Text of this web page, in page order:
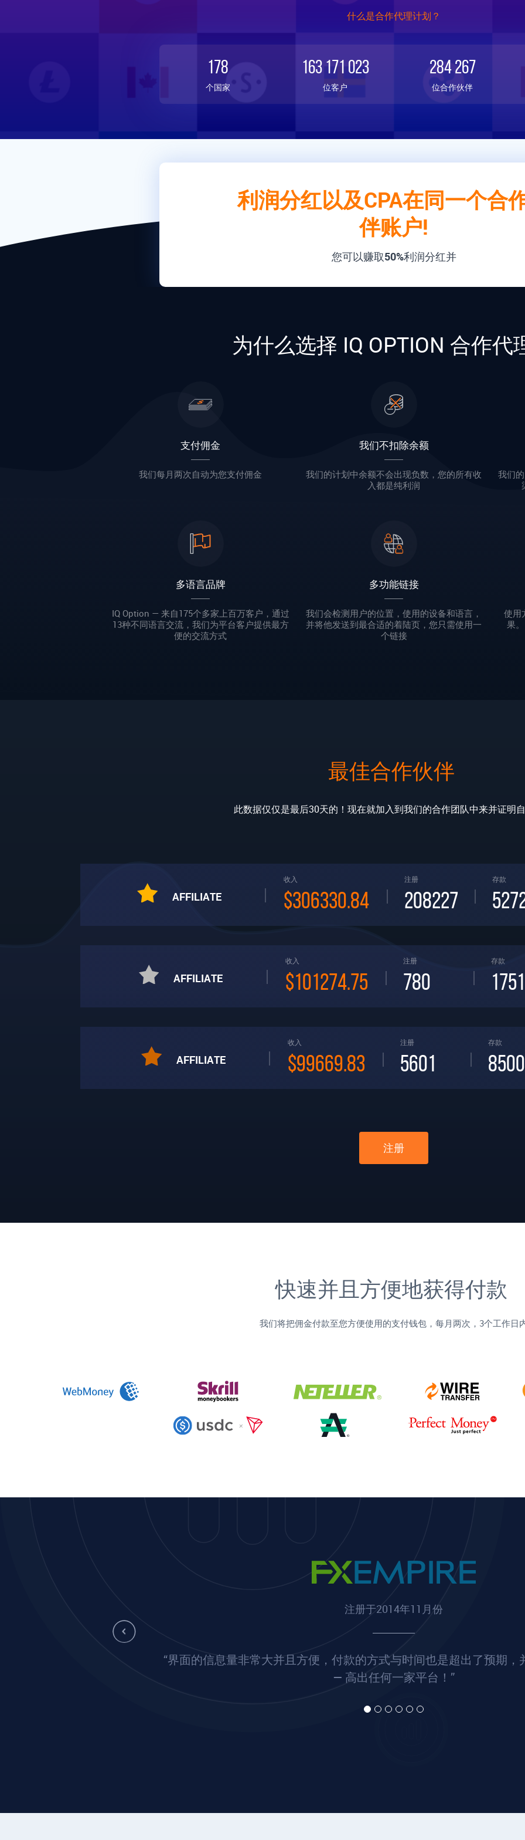
什么是合作代理计划？
178
个国家
163 171 023
位客户
284 267
位合作伙伴
利润分红以及CPA在同一个合
伴账户!
您可以赚取50%利润分红并
为什么选择 IQ OPTION 合作代
支付佣金
我们每月两次自动为您支付佣金
我们不扣除余额
我们的计划中余额不会出现负数，您的所有收
入都是纯利润
我们
多语言品牌
IQ Option — 来自175个多家上百万客户，通过
13种不同语言交流，我们为平台客户提供最方
便的交流方式
多功能链接
我们会检测用户的位置，使用的设备和语言，
并将他发送到最合适的着陆页，您只需使用一
个链接
使用
果
最佳合作伙伴
此数据仅仅是最后30天的！现在就加入到我们的合作团队中来并证明
AFFILIATE
收入
$306330.84
注册
208227
存款
AFFILIATE
收入
$101274.75
注册
780
存款
1751
AFFILIATE
收入
$99669.83
注册
5601
存款
8500
注册
快速并且方便地获得付款
我们将把佣金付款至您方便使用的支付钱包，每月两次，3个工作日
注册于2014年11月份
“界面的信息量非常大并且方便，付款的方式与时间也是超出了预期，
— 高出任何一家平台！”